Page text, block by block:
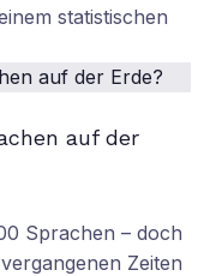
statistischen
auf der
Sprachen – doch
Zeiten